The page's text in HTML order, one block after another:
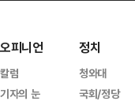
오피니언
칼럼
기자의 눈
정치
청와대
국회/정당